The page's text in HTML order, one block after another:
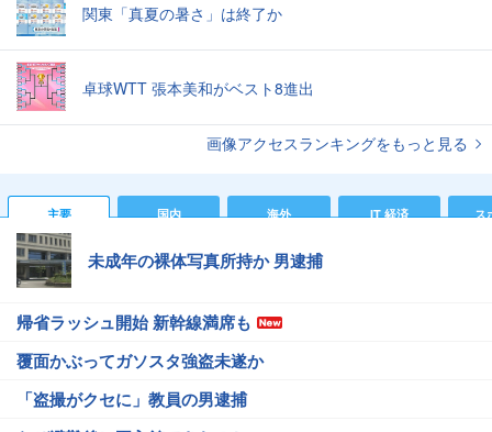
関東「真夏の暑さ」は終了か
卓球WTT 張本美和がベスト8進出
画像アクセスランキングをもっと見る
主要 国内 海外 IT 経済 ス
未成年の裸体写真所持か 男逮捕
帰省ラッシュ開始 新幹線満席も
覆面かぶってガソスタ強盗未遂か
「盗撮がクセに」教員の男逮捕